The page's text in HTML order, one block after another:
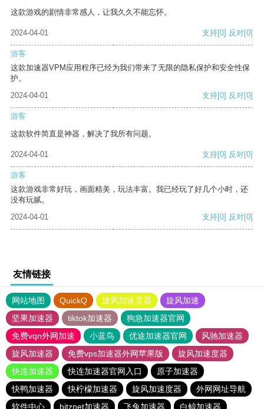
这款游戏的剧情非常感人，让我久久不能忘怀。
2024-04-01 支持[0] 反对[0]
游客
这款加速器VPM应用程序已经为我们带来了无限的隐私保护和安全性保
护。
2024-04-01
支持[0] 反对[0]
游客
这款软件简直是神器，解决了我所有问题。
2024-04-01 支持[0] 反对[0]
游客
这款游戏非常好玩，画面精美，玩法丰富。我已经玩了好几个小时，还
没有玩腻。
2024-04-01
支持[0] 反对[0]
友情链接
网站地图 QuickQ 旋风加速度器
旋风加速
坚果加速器
tiktok加速器
狗急加速器官网
免费vqn外网加速
小蓝鸟 优途加速器官网
风驰加速器
旋风加速器
免费vps加速器外网苹果版
旋风加速度器
快连加速器
快连加速器官网入口
原子加速器
快鸭加速器
快柠檬加速器 旋风加速度器
外网网址导航
软件中心
bitznet加速器 飞兔加速器 白鲸加速器